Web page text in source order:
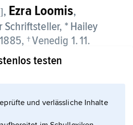
, Ezra Loomis,
Schriftsteller, * Hailey
† Venedig 1. 11.
London, 1920–24 in Paris,
testen
und verlässliche Inhalte